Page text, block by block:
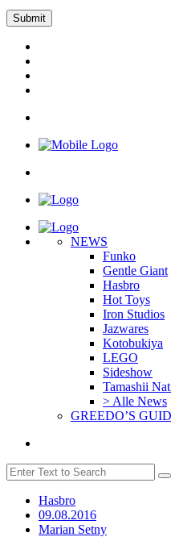
NEWS
Funko
Gentle Giant
Hasbro
Hot Toys
Iron Studios
Jazwares
Kotobukiya
LEGO
Sideshow
Tamashii
> Alle News
GREEDO’S
Hasbro
09.08.2016
Marian Setny